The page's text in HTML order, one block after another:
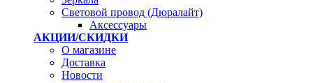
Световой провод (Дюралайт)
Аксессуары
АКЦИИ/СКИДКИ
О магазине
Доставка
Новости